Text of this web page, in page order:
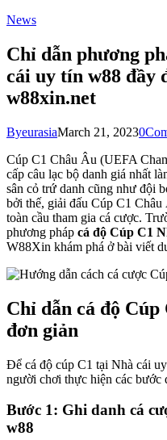
News
Chỉ dẫn phương
cái uy tín w88 đầy
w88xin.net
ByeurasiaMarch 21, 20230
Cúp C1 Châu Âu (UEFA
cấp câu lạc bộ danh giá nhất
sân cỏ trứ danh cũng như đội
bởi thế, giải đấu Cúp C1
toàn cầu tham gia cá cược.
phương pháp cá độ Cúp C1
W88Xin khám phá ở bài viết
Chỉ dẫn cá độ
đơn giản
Để cá độ cúp C1 tại Nhà cái
người chơi thực hiện các bước
Bước 1: Ghi danh cá
w88